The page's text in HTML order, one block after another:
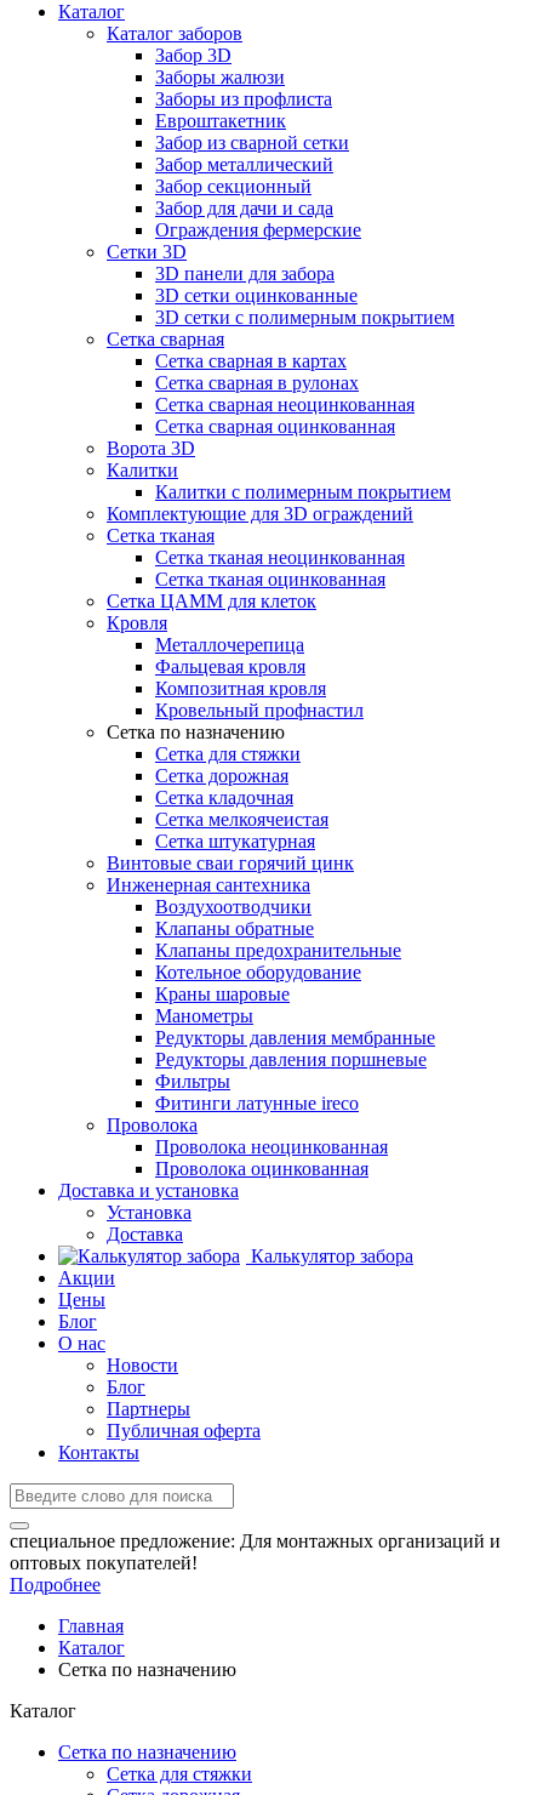
Каталог
Каталог заборов
Забор 3D
Заборы жалюзи
Заборы из профлиста
Евроштакетник
Забор из сварной сетки
Забор металлический
Забор секционный
Забор для дачи и сада
Ограждения фермерские
Сетки 3D
3D панели для забора
3D сетки оцинкованные
3D сетки с полимерным покрытием
Сетка сварная
Сетка сварная в картах
Сетка сварная в рулонах
Сетка сварная неоцинкованная
Сетка сварная оцинкованная
Ворота 3D
Калитки
Калитки с полимерным покрытием
Комплектующие для 3D ограждений
Сетка тканая
Сетка тканая неоцинкованная
Сетка тканая оцинкованная
Сетка ЦАММ для клеток
Кровля
Металлочерепица
Фальцевая кровля
Композитная кровля
Кровельный профнастил
Сетка по назначению
Сетка для стяжки
Сетка дорожная
Сетка кладочная
Сетка мелкоячеистая
Сетка штукатурная
Винтовые сваи горячий цинк
Инженерная сантехника
Воздухоотводчики
Клапаны обратные
Клапаны предохранительные
Котельное оборудование
Краны шаровые
Манометры
Редукторы давления мембранные
Редукторы давления поршневые
Фильтры
Фитинги латунные ireco
Проволока
Проволока неоцинкованная
Проволока оцинкованная
Доставка и установка
Установка
Доставка
Калькулятор забора
Акции
Цены
Блог
О нас
Новости
Блог
Партнеры
Публичная оферта
Контакты
специальное предложение: Для монтажных организаций и
оптовых покупателей!
Подробнее
Главная
Каталог
Сетка по назначению
Каталог
Сетка по назначению
Сетка для стяжки